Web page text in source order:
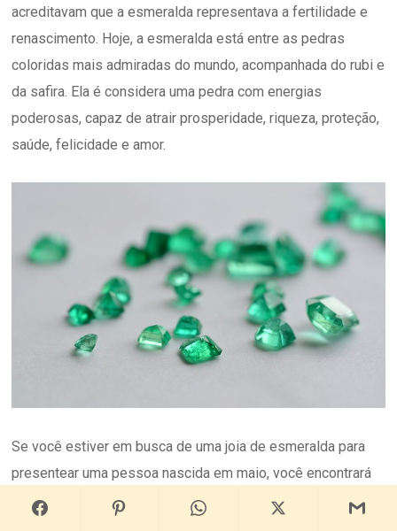
acreditavam que a esmeralda representava a fertilidade e
renascimento. Hoje, a esmeralda está entre as pedras
coloridas mais admiradas do mundo, acompanhada do rubi e
da safira. Ela é considera uma pedra com energias
poderosas, capaz de atrair prosperidade, riqueza, proteção,
saúde, felicidade e amor.
Se você estiver em busca de uma joia de esmeralda para
presentear uma pessoa nascida em maio, você encontrará
em nossa coleção opções de colar de esmeralda, anel de